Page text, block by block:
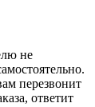
не
перезвонит
ответит